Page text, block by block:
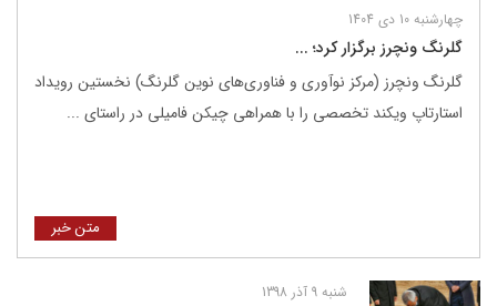
چهارشنبه 10 دی 1404
گلرنگ ونچرز برگزار کرد؛ ...
گلرنگ ونچرز (مرکز نوآوری و فناوری‌های نوین گلرنگ) نخستین رویداد
استارتاپ ویکند تخصصی را با همراهی چیکن فامیلی در راستای ...
متن خبر
شنبه 9 آذر 1398